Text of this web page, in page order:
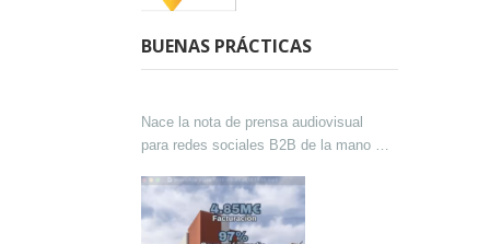
BUENAS PRÁCTICAS
Nace la nota de prensa audiovisual
para redes sociales B2B de la mano de